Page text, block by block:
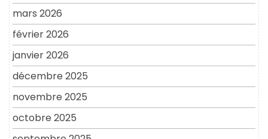
mars 2026
février 2026
janvier 2026
décembre 2025
novembre 2025
octobre 2025